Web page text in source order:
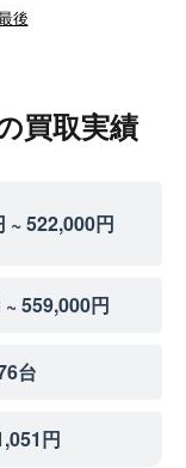
後
買取実績
~ 522,000円
559,000円
台
円